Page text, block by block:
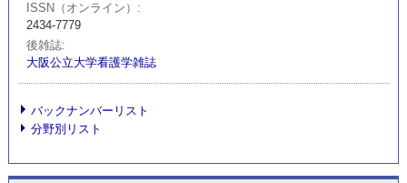
ISSN（オンライン）
2434-7779
後雑誌
大阪公立大学看護学雑誌
バックナンバーリスト
分野別リスト